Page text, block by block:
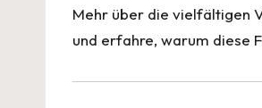
Mehr über die vielfältigen
und erfahre, warum diese